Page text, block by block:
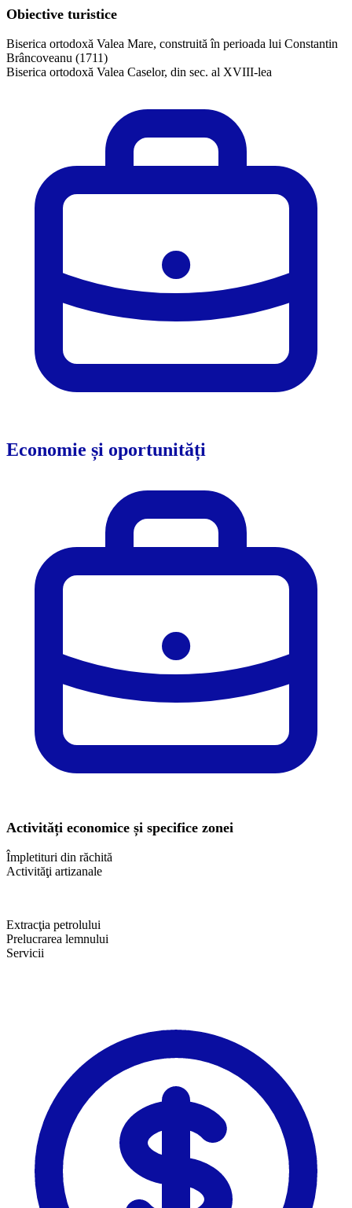
Obiective turistice
Biserica ortodoxă Valea Mare, construită în perioada lui Constantin
Brâncoveanu (1711)
Biserica ortodoxă Valea Caselor, din sec. al XVIII-lea
Economie și oportunități
Activități economice și specifice zonei
Împletituri din răchită
Activităţi artizanale
Extracţia petrolului
Prelucrarea lemnului
Servicii